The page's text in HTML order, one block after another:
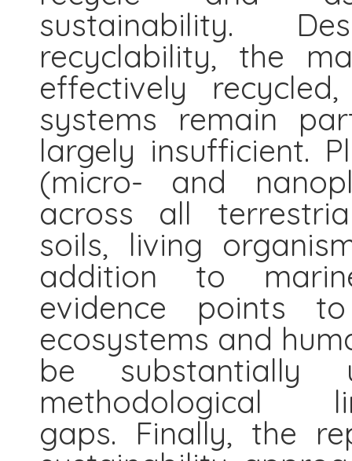
sustainability.
recyclability, the
effectively
systems remain
largely insufficient.
(micro- and
across all
soils, living
addition to
evidence points
ecosystems and
be substantially
gaps. Finally, the